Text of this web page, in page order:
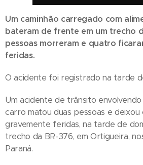
Um caminhão carregado com
bateram de frente em um trecho
pessoas morreram e quatro
feridas.
O acidente foi registrado na tarde
Um acidente de trânsito envolvendo
carro matou duas pessoas e
gravemente feridas, na tarde de
trecho da BR-376, em Ortigueira,
Paraná.